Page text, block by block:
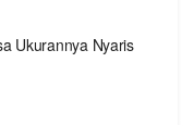
Ukurannya Nyaris